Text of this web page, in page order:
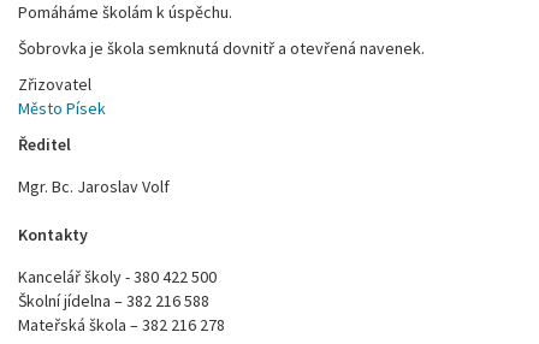
Pomáháme školám k úspěchu.
Šobrovka je škola semknutá dovnitř a otevřená navenek.
Zřizovatel
Město Písek
Ředitel
Mgr. Bc. Jaroslav Volf
Kontakty
Kancelář školy - 380 422 500
Školní jídelna – 382 216 588
Mateřská škola – 382 216 278